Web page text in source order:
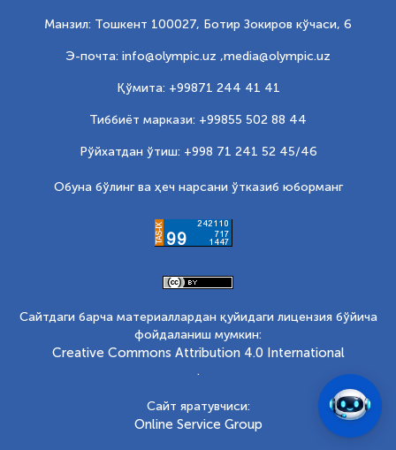
Манзил: Тошкент 100027, Ботир Зокиров кўчаси, 6
Э-почта: info@olympic.uz ,media@olympic.uz
Қўмита: +99871 244 41 41
Тиббиёт маркази: +99855 502 88 44
Рўйхатдан ўтиш: +998 71 241 52 45/46
Обуна бўлинг ва ҳеч нарсани ўтказиб юборманг
Сайтдаги барча материаллардан қуйидаги лицензия бўйича
фойдаланиш мумкин:
Creative Commons Attribution 4.0 International
.
Сайт яратувчиси:
Online Service Group